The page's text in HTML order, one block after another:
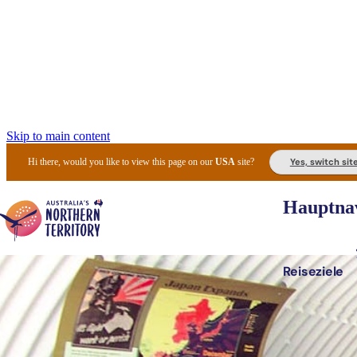
Skip to main content
Hi there, would you like to view this page on ourUSA site? Yes, switch
Reiseziele